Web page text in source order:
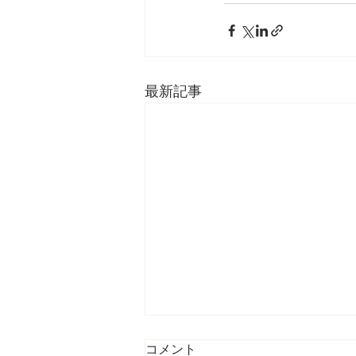
最新記事
Journal TROPICS (Last
コメント